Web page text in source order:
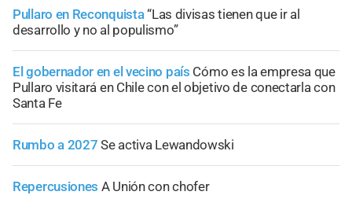
Pullaro en Reconquista“Las divisas tienen que ir al
desarrollo y no al populismo”
El gobernador en el vecino país Cómo es la empresa que
Pullaro visitará en Chile con el objetivo de conectarla con
Santa Fe
Rumbo a 2027 Se activa Lewandowski
Repercusiones A Unión con chofer